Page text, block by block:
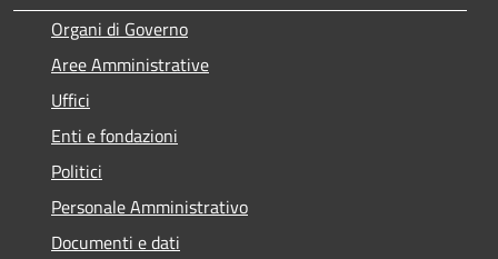
Organi di Governo
Aree Amministrative
Uffici
Enti e fondazioni
Politici
Personale Amministrativo
Documenti e dati